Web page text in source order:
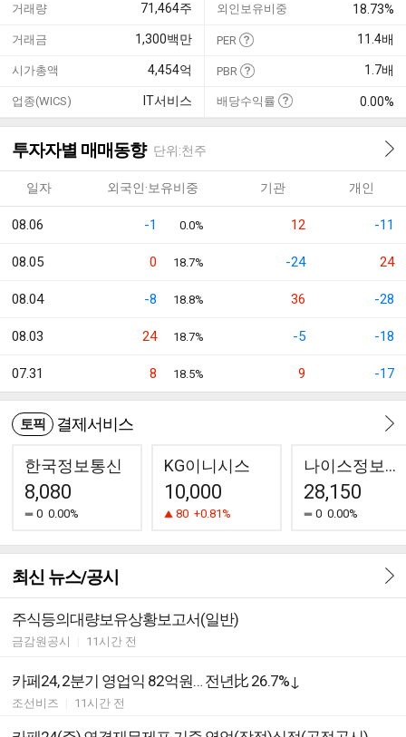
거래량 71,464주 외인보유비중 18.73%
거래금 1,300백만 PER 11.4배
시가총액 4,454억 PBR 1.7배
업종(WICS) IT서비스 배당수익률 0.00%
투자자별 매매동향 단위:천주
일자 외국인·보유비중 기관 개인
08.06 -1 0.0% 12 -11
08.05 0 18.7% -24 24
08.04 -8 18.8% 36 -28
08.03 24 18.7% -5 -18
07.31 8 18.5% 9 -17
토픽 결제서비스
한국정보통신
8,080
0 0.00%
KG이니시스
10,000
80 +0.81%
나이스정보통신
28,150
0 0.00%
최신 뉴스/공시
주식등의대량보유상황보고서(일반)
금감원공시 11시간 전
카페24, 2분기 영업익 82억원… 전년比 26.7%↓
조선비즈 11시간 전